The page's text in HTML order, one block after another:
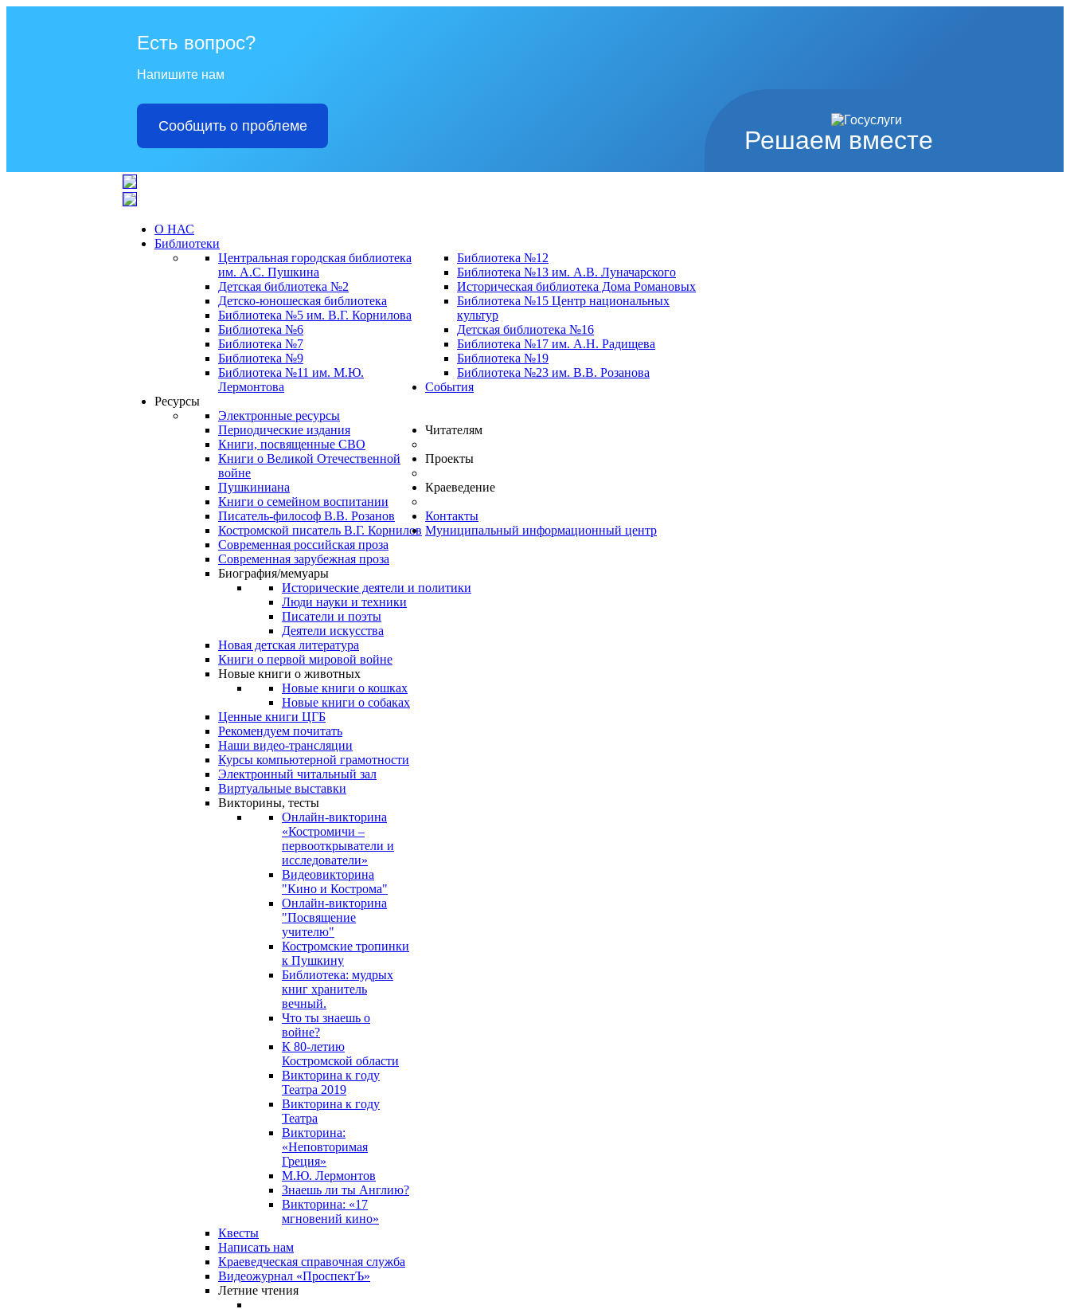
Решаем вместе
Есть вопрос?
Напишите нам
Сообщить о проблеме
О НАС
Библиотеки
Центральная городская библиотека
им. А.С. Пушкина
Детская библиотека №2
Детско-юношеская библиотека
Библиотека №5 им. В.Г. Корнилова
Библиотека №6
Библиотека №7
Библиотека №9
Библиотека №11 им. М.Ю.
Лермонтова
Библиотека №12
Библиотека №13 им. А.В. Луначарского
Историческая библиотека Дома Романовых
Библиотека №15 Центр национальных
культур
Детская библиотека №16
Библиотека №17 им. А.Н. Радищева
Библиотека №19
Библиотека №23 им. В.В. Розанова
События
Ресурсы
Электронные ресурсы
Периодические издания
Книги, посвященные СВО
Книги о Великой Отечественной
войне
Пушкиниана
Книги о семейном воспитании
Писатель-философ В.В. Розанов
Костромской писатель В.Г. Корнилов
Современная российская проза
Современная зарубежная проза
Биография/мемуары
Исторические деятели и политики
Люди науки и техники
Писатели и поэты
Деятели искусства
Новая детская литература
Книги о первой мировой войне
Новые книги о животных
Новые книги о кошках
Новые книги о собаках
Ценные книги ЦГБ
Читателям
Рекомендуем почитать
Наши видео-трансляции
Курсы компьютерной грамотности
Электронный читальный зал
Виртуальные выставки
Викторины, тесты
Онлайн-викторина
«Костромичи –
первооткрыватели и
исследователи»
Видеовикторина
"Кино и Кострома"
Онлайн-викторина
"Посвящение
учителю"
Костромские тропинки
к Пушкину
Библиотека: мудрых
книг хранитель
вечный.
Что ты знаешь о
войне?
К 80-летию
Костромской области
Викторина к году
Театра 2019
Викторина к году
Театра
Викторина:
«Неповторимая
Греция»
М.Ю. Лермонтов
Знаешь ли ты Англию?
Викторина: «17
мгновений кино»
Квесты
Написать нам
Краеведческая справочная служба
Видеожурнал «ПроспектЪ»
Проекты
Летние чтения
Краеведение
Контакты
Муниципальный информационный центр